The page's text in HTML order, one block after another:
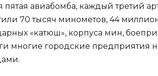
пятая авиабомба, каждый третий
70 тысяч минометов, 44
«катюш», корпуса мин,
многие городские предприятия